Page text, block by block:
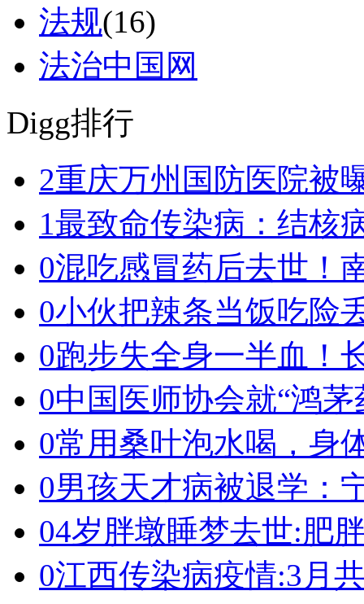
法规(16)
法治中国网
Digg排行
2重庆万州国防医院被
1最致命传染病：结核
0混吃感冒药后去世！
0小伙把辣条当饭吃险
0跑步失全身一半血！
0中国医师协会就“鸿茅
0常用桑叶泡水喝，身
0男孩天才病被退学：
04岁胖墩睡梦去世:肥
0江西传染病疫情:3月